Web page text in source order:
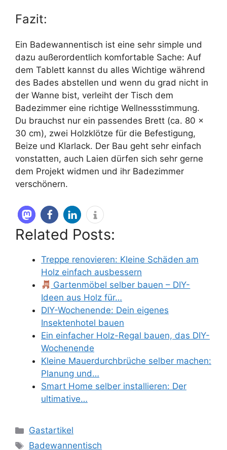
Fazit:
Ein Badewannentisch ist eine sehr simple und
dazu außerordentlich komfortable Sache: Auf
dem Tablett kannst du alles Wichtige während
des Bades abstellen und wenn du grad nicht in
der Wanne bist, verleiht der Tisch dem
Badezimmer eine richtige Wellnessstimmung.
Du brauchst nur ein passendes Brett (ca. 80 x
30 cm), zwei Holzklötze für die Befestigung,
Beize und Klarlack. Der Bau geht sehr einfach
vonstatten, auch Laien dürfen sich sehr gerne
dem Projekt widmen und ihr Badezimmer
verschönern.
Related Posts:
Treppe renovieren: Kleine Schäden am
Holz einfach ausbessern
Gartenmöbel selber bauen – DIY-
Ideen aus Holz für…
DIY-Wochenende: Dein eigenes
Insektenhotel bauen
Ein einfacher Holz-Regal bauen, das DIY-
Wochenende
Kleine Mauerdurchbrüche selber machen:
Planung und…
Smart Home selber installieren: Der
ultimative…
Kategorien
Gastartikel
Schlagwörter
Badewannentisch